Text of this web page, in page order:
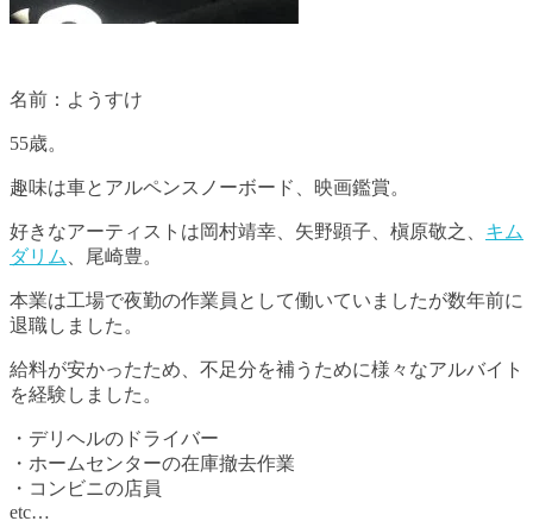
名前：ようすけ
55歳。
趣味は車とアルペンスノーボード、映画鑑賞。
好きなアーティストは岡村靖幸、矢野顕子、槇原敬之、 キム
ダリム
、尾崎豊。
本業は工場で夜勤の作業員として働いていましたが数年前に
退職しました。
給料が安かったため、不足分を補うために様々なアルバイト
を経験しました。
・デリヘルのドライバー
・ホームセンターの在庫撤去作業
・コンビニの店員
etc…